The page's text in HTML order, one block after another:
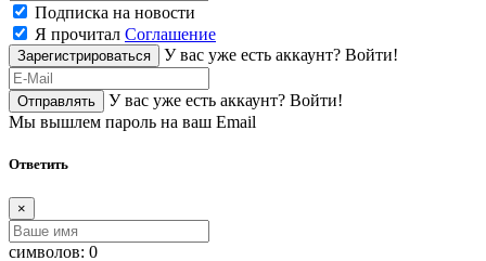
Подписка на новости
Я прочитал Соглашение
Зарегистрироваться У вас уже есть аккаунт? Войти!
Отправлять У вас уже есть аккаунт? Войти!
Мы вышлем пароль на ваш Email
Ответить
×
символов: 0